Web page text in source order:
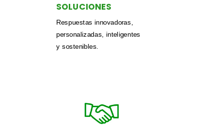
SOLUCIONES
Respuestas innovadoras,
personalizadas, inteligentes
y sostenibles.